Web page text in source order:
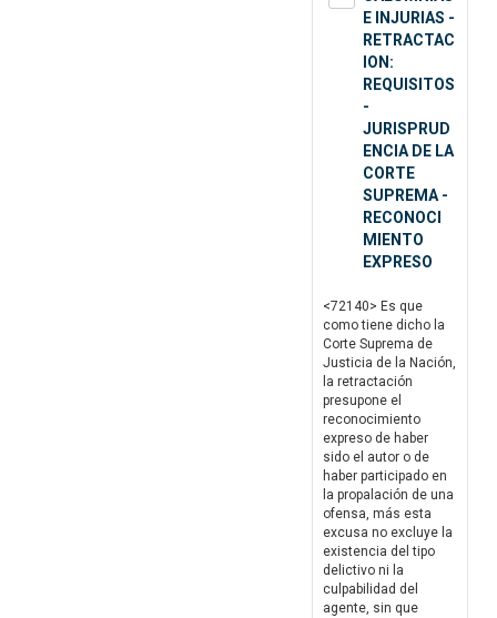
E INJURIAS -
RETRACTAC
ION:
REQUISITOS
-
JURISPRUD
ENCIA DE LA
CORTE
SUPREMA -
RECONOCI
MIENTO
EXPRESO
<72140> Es que
como tiene dicho la
Corte Suprema de
Justicia de la Nación,
la retractación
presupone el
reconocimiento
expreso de haber
sido el autor o de
haber participado en
la propalación de una
ofensa, más esta
excusa no excluye la
existencia del tipo
delictivo ni la
culpabilidad del
agente, sin que